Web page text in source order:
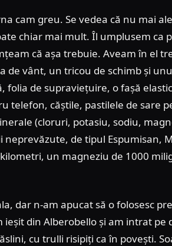
cam greu. Se vedea că nu mai
chiar mai mult. Îl umplusem ca
că așa trebuie. Aveam în el
de vânt, un tricou de schimb și
folia de supraviețuire, o fașă
telefon, căștile, pastilele de sare
(cloruri, potasiu, sodiu,
neprevăzute, de tipul Espumisan,
un magneziu de 1000
dar n-am apucat să o folosesc
ieșit din Alberobello și am intrat
cu trulli risipiți ca în povești.